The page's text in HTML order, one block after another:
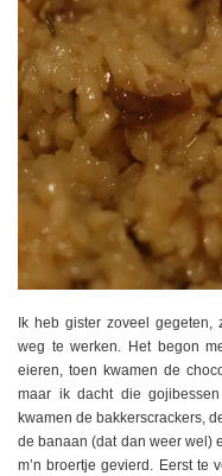
Ik heb gister zoveel
weg te werken. Het begon
eieren, toen kwamen de
maar ik dacht die
kwamen de bakkerscrackers,
de banaan (dat dan weer wel)
m’n broertje gevierd. Eerst te